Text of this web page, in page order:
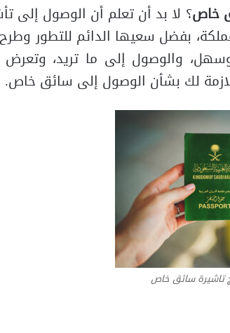
خاص؟ لا بد أن تعلم أن الوصول إلى
بفضل سعيها الدائم للتطور
والوصول إلى ما تريد،
لك بشأن الوصول إلى سائق خاص.
تاشيرة سائق خاص